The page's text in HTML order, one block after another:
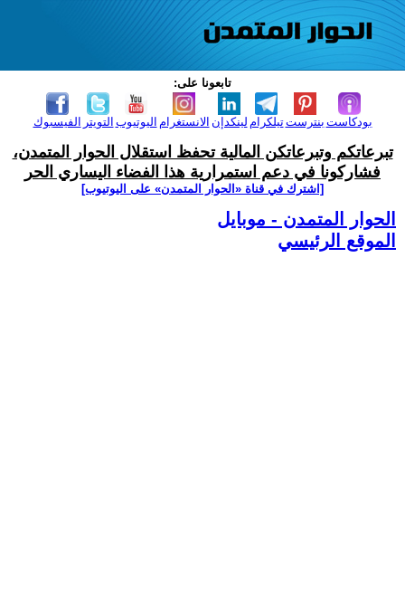
تابعونا على:
الفيسبوك التويتر اليوتيوب الانستغرام لينكدإن تيلكرامبنترست بودكاست
تبرعاتكم وتبرعاتكن المالية تحفظ استقلال الحوار المتمدن،
فشاركونا في دعم استمرارية هذا الفضاء اليساري الحر
[اشترك في قناة ‫«الحوار المتمدن» على اليوتيوب]
الحوار المتمدن - موبايل
الموقع الرئيسي